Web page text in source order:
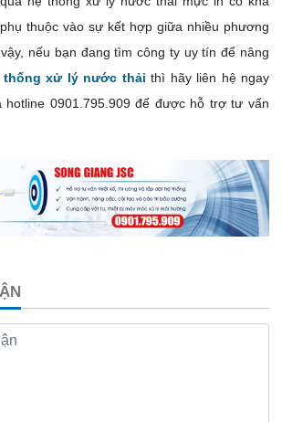
thuộc vào sự kết hợp giữa nhiều phương
nếu bạn đang tìm công ty uy tín để nâng
thống xử lý nước thải thì hãy liên hệ ngay
hotline 0901.795.909để được hỗ trợ tư vấn